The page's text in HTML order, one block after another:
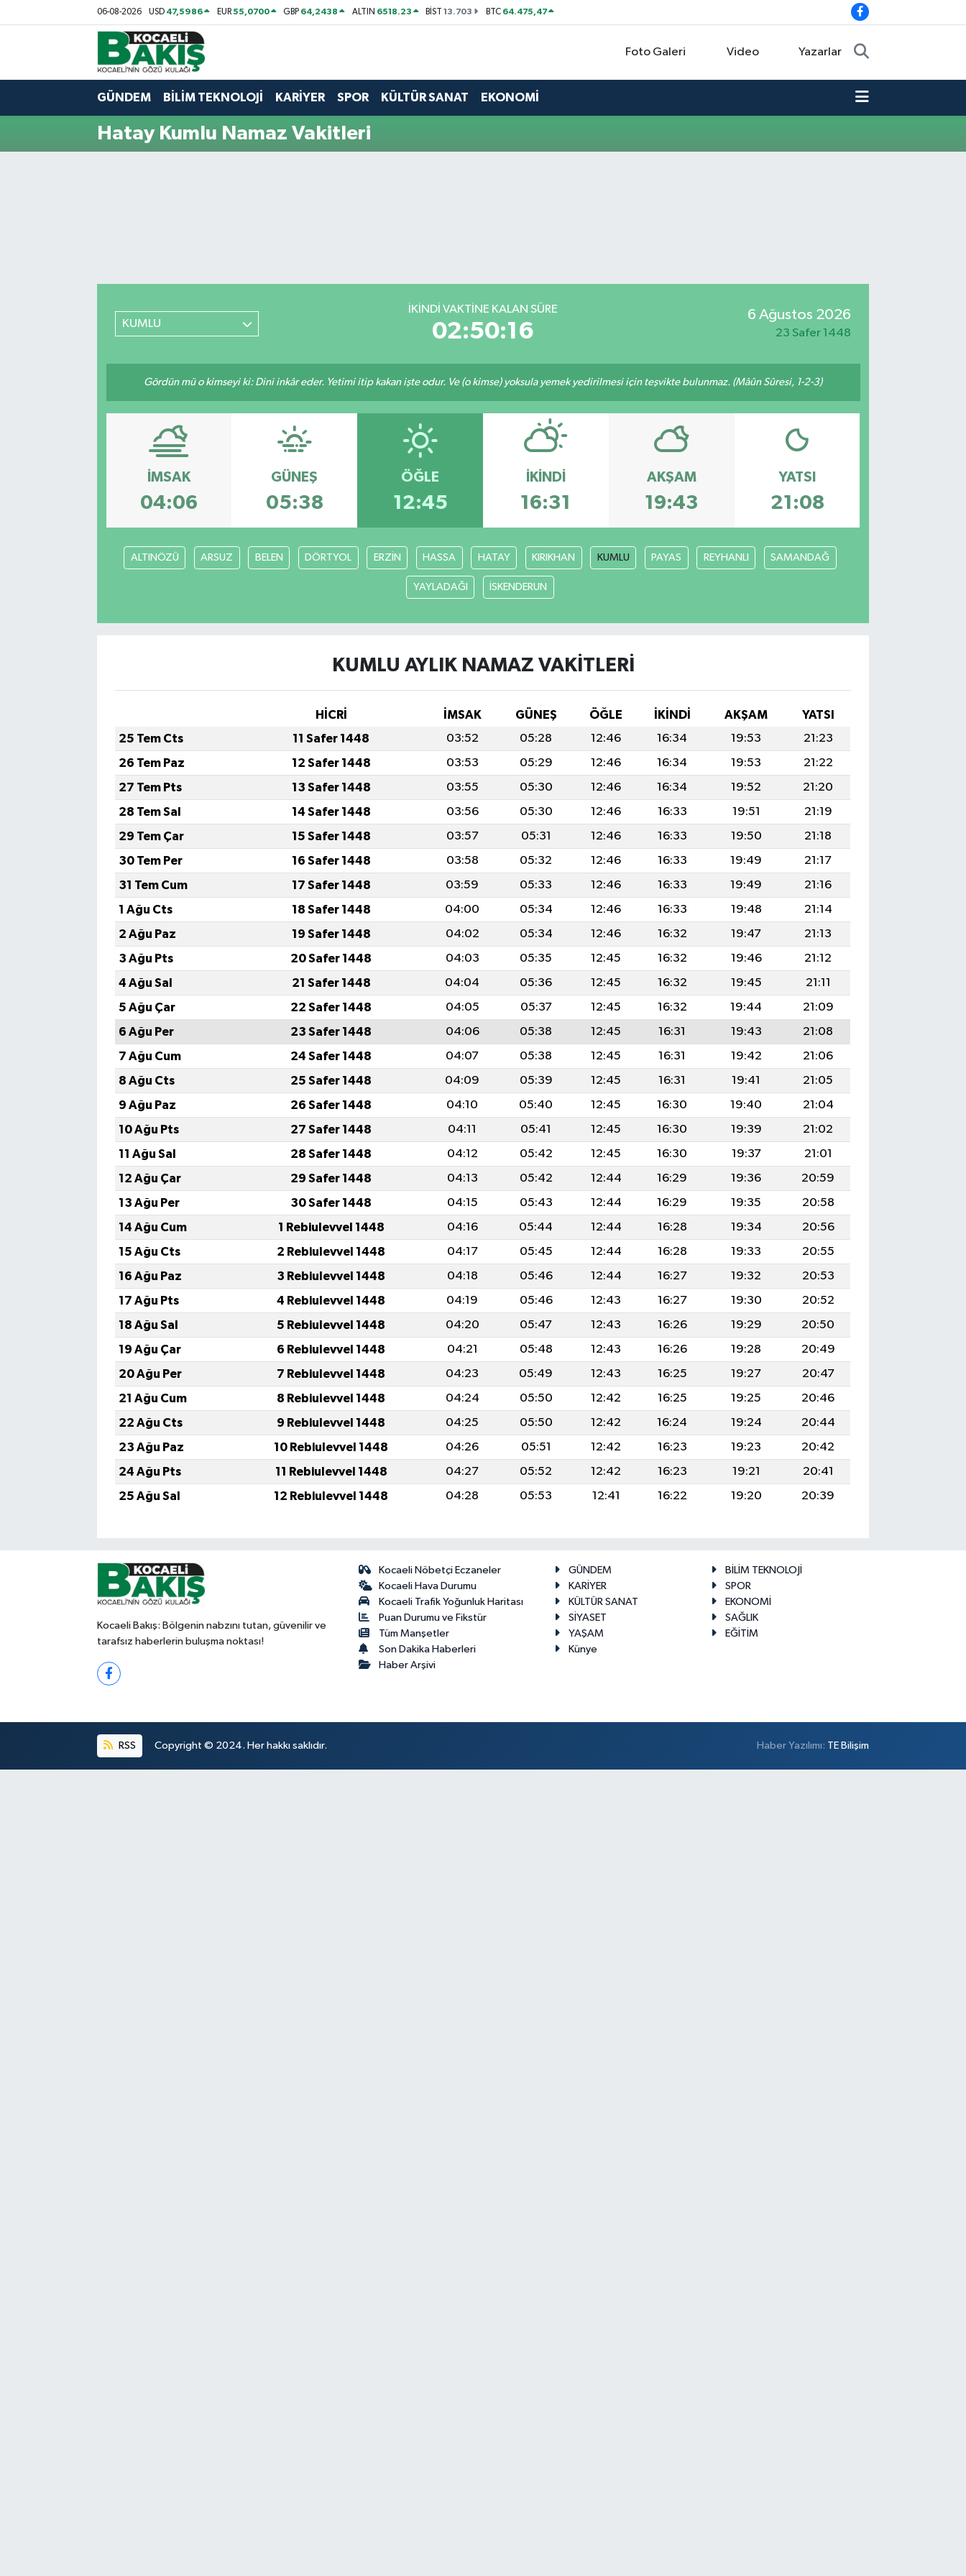
06-08-2026 USD 47,5986 EUR55,0700 GBP 64,2438 ALTIN 6518.23 BİST13.703 BTC 64.475,47
Foto Galeri Video Yazarlar
GÜNDEM BİLİM TEKNOLOJİ KARİYER SPOR KÜLTÜR SANAT EKONOMİ
Hatay Kumlu Namaz Vakitleri
KUMLU
İKINDI VAKTINE KALAN SÜRE
02:50:15
6 Ağustos 2026
23 Safer 1448
Gördün mü o kimseyi ki: Dini inkâr eder. Yetimi itip kakan işte odur. Ve (o kimse) yoksula yemek yedirilmesi için teşvikte bulunmaz. (Mâûn Sûresi, 1-2-3)
İMSAK
04:06
GÜNEŞ
05:38
ÖĞLE
12:45
İKINDI
16:31
AKŞAM
19:43
YATSI
21:08
ALTINÖZÜ ARSUZ BELEN DÖRTYOL ERZİN HASSA HATAY KIRIKHAN KUMLU PAYAS REYHANLI SAMANDAĞ
YAYLADAĞI İSKENDERUN
KUMLU AYLIK NAMAZ VAKITLERI
HİCRİ İMSAK GÜNEŞ ÖĞLE İKINDI AKŞAM
YATSI
25 Tem Cts
11 Safer 1448 03:52 05:28 12:46 16:34 19:53
21:23
26 Tem Paz
12 Safer 1448 03:53 05:29 12:46 16:34 19:53
21:22
27 Tem Pts
13 Safer 1448 03:55 05:30 12:46 16:34 19:52
21:20
28 Tem Sal
14 Safer 1448 03:56 05:30 12:46 16:33 19:51
21:19
29 Tem Çar
15 Safer 1448 03:57 05:31 12:46 16:33 19:50
21:18
30 Tem Per
16 Safer 1448 03:58 05:32 12:46 16:33 19:49
21:17
31 Tem Cum
17 Safer 1448 03:59 05:33 12:46 16:33 19:49
21:16
1 Ağu Cts
18 Safer 1448 04:00 05:34 12:46 16:33 19:48
21:14
2 Ağu Paz
19 Safer 1448 04:02 05:34 12:46 16:32 19:47
21:13
3 Ağu Pts
20 Safer 1448 04:03 05:35 12:45 16:32 19:46
21:12
4 Ağu Sal
21 Safer 1448 04:04 05:36 12:45 16:32 19:45
21:11
5 Ağu Çar
22 Safer 1448 04:05 05:37 12:45 16:32 19:44
21:09
6 Ağu Per
23 Safer 1448 04:06 05:38 12:45 16:31 19:43
21:08
7 Ağu Cum
24 Safer 1448 04:07 05:38 12:45 16:31 19:42
21:06
8 Ağu Cts
25 Safer 1448 04:09 05:39 12:45 16:31 19:41
21:05
9 Ağu Paz
26 Safer 1448 04:10 05:40 12:45 16:30 19:40
21:04
10 Ağu Pts
27 Safer 1448 04:11 05:41 12:45 16:30 19:39
21:02
11 Ağu Sal
28 Safer 1448 04:12 05:42 12:45 16:30 19:37
21:01
12 Ağu Çar
29 Safer 1448 04:13 05:42 12:44 16:29 19:36
20:59
13 Ağu Per
30 Safer 1448 04:15 05:43 12:44 16:29 19:35
20:58
14 Ağu Cum
1 Rebiulevvel 1448 04:16 05:44 12:44 16:28 19:34
20:56
15 Ağu Cts
2 Rebiulevvel 1448 04:17 05:45 12:44 16:28 19:33
20:55
16 Ağu Paz
3 Rebiulevvel 1448 04:18 05:46 12:44 16:27 19:32
20:53
17 Ağu Pts
4 Rebiulevvel 1448 04:19 05:46 12:43 16:27 19:30
20:52
18 Ağu Sal
5 Rebiulevvel 1448 04:20 05:47 12:43 16:26 19:29
20:50
19 Ağu Çar
6 Rebiulevvel 1448 04:21 05:48 12:43 16:26 19:28
20:49
20 Ağu Per
7 Rebiulevvel 1448 04:23 05:49 12:43 16:25 19:27
20:47
21 Ağu Cum
8 Rebiulevvel 1448 04:24 05:50 12:42 16:25 19:25
20:46
22 Ağu Cts
9 Rebiulevvel 1448 04:25 05:50 12:42 16:24 19:24
20:44
23 Ağu Paz
10 Rebiulevvel 1448 04:26 05:51 12:42 16:23 19:23
20:42
24 Ağu Pts
11 Rebiulevvel 1448 04:27 05:52 12:42 16:23 19:21
20:41
25 Ağu Sal
12 Rebiulevvel 1448 04:28 05:53 12:41 16:22 19:20 20:39
Kocaeli Bakış: Bölgenin nabzını tutan, güvenilir ve
tarafsız haberlerin buluşma noktası!
Kocaeli Nöbetçi Eczaneler
Kocaeli Hava Durumu
Kocaeli Trafik Yoğunluk Haritası
Puan Durumu ve Fikstür
Tüm Manşetler
Son Dakika Haberleri
Haber Arşivi
GÜNDEM
BİLİM TEKNOLOJİ
KARİYER
SPOR
KÜLTÜR SANAT
EKONOMİ
SİYASET
SAĞLIK
YAŞAM
EĞİTİM
Künye
RSS Copyright © 2024. Her hakkı saklıdır. Haber Yazılımı: TE Bilişim
Kocaeli Nöbetçi Eczaneler
Kocaeli Hava Durumu
Kocaeli Trafik Yoğunluk Haritası